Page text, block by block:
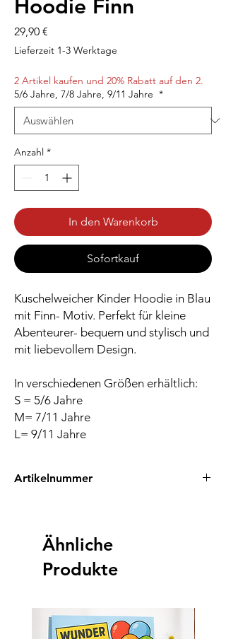
Hoodie Finn
29,90 €
Lieferzeit 1-3 Werktage
2 Artikel kaufen und 20% Rabatt auf den 2.
5/6 Jahre, 7/8 Jahre, 9/11 Jahre *
Anzahl *
In den Warenkorb
Sofortkauf
Kuschelweicher Kinder Hoodie in Blau
mit Finn- Motiv. Perfekt für kleine
Abenteurer- bequem und stylisch und
mit liebevollem Design.
In verschiedenen Größen erhältlich:
S = 5/6 Jahre
M= 7/11 Jahre
L= 9/11 Jahre
Artikelnummer
Ähnliche
Produkte